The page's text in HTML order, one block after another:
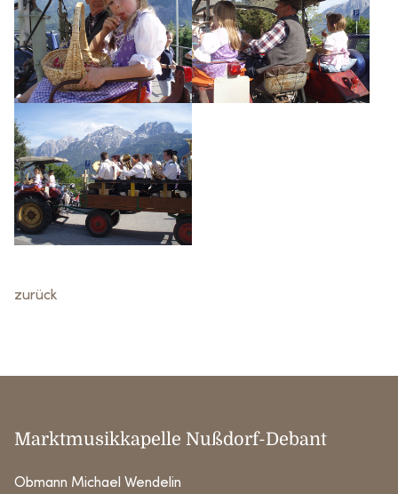
zurück
Marktmusikkapelle Nußdorf-Debant
Obmann Michael Wendelin